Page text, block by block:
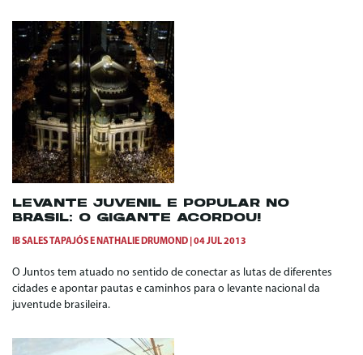
LEVANTE JUVENIL E POPULAR NO
BRASIL: O GIGANTE ACORDOU!
IB SALES TAPAJÓS E NATHALIE DRUMOND 04 JUL 2013
O Juntos tem atuado no sentido de conectar as lutas de diferentes
cidades e apontar pautas e caminhos para o levante nacional da
juventude brasileira.